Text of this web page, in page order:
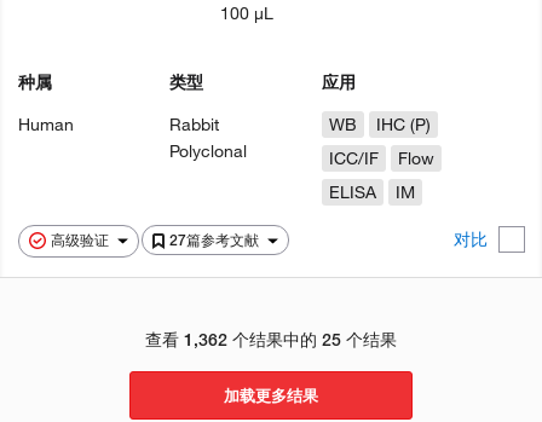
高级验证 27篇参考文献 对比
种属
Human
类型
Rabbit
Polyclonal
应用
WB
IHC (P)
ICC/IF
Flow
ELISA
IM
100 µL
查看 1,362 个结果中的 25 个结果
加载更多结果